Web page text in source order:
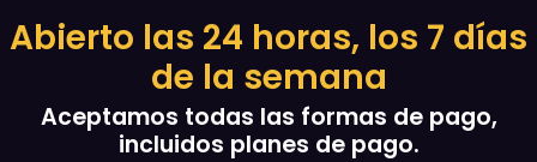
Abierto las 24 horas, los 7 días
de la semana
Aceptamos todas las formas de pago,
incluidos planes de pago.